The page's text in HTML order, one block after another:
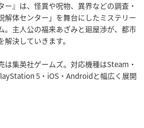
ー』は、怪異や呪物、異界などの調査・
解体センター」を舞台にしたミステリー
。主人公の福来あざみと廻屋渉が、都市
決していきます。
は集英社ゲームズ。対応機種はSteam・
5・iOS・Androidと幅広く展開